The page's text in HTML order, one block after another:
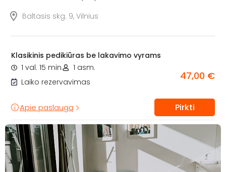
Baltasis skg. 9, Vilnius
Klasikinis pedikiūras be lakavimo vyrams
1 val. 15 min.
1 asm.
Laiko rezervavimas
47,00 €
Apie paslaugą Pirkti